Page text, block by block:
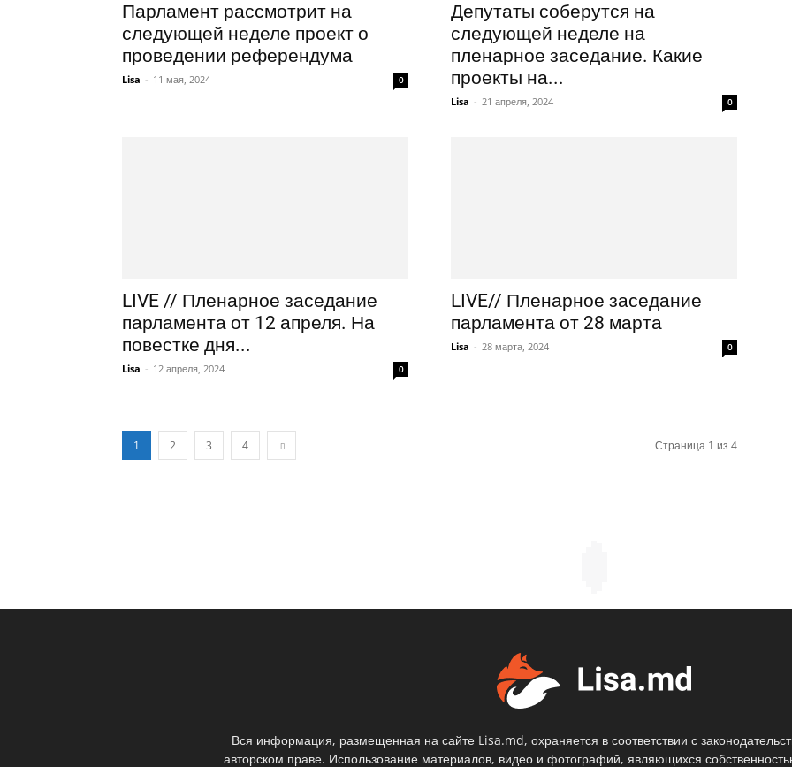
Парламент рассмотрит на
следующей неделе проект о
проведении референдума
Lisa - 11 мая, 2024 0
Депутаты соберутся на
следующей неделе на
пленарное заседание. Какие
проекты на...
Lisa - 21 апреля, 2024 0
LIVE // Пленарное заседание
парламента от 12 апреля. На
повестке дня...
Lisa - 12 апреля, 2024 0
LIVE// Пленарное заседание
парламента от 28 марта
Lisa - 28 марта, 2024 0
1 2 3 4 Страница 1 из 4
Вся информация, размещенная на сайте Lisa.md, охраняется в соответствии с
авторском праве. Использование материалов, видео и фотографий, являющихся